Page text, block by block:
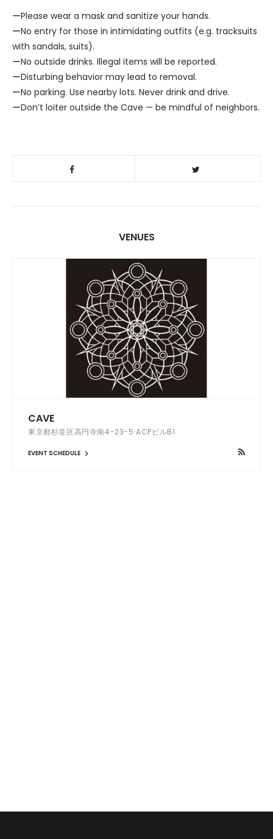
ーPlease wear a mask and sanitize your hands.
ーNo entry for those in intimidating outfits (e.g. tracksuits
with sandals, suits).
ーNo outside drinks. Illegal items will be reported.
ーDisturbing behavior may lead to removal.
ーNo parking. Use nearby lots. Never drink and drive.
ーDon’t loiter outside the Cave — be mindful of neighbors.
VENUES
CAVE
東京都杉並区高円寺南4-23-5 ACPビルB1
EVENT SCHEDULE